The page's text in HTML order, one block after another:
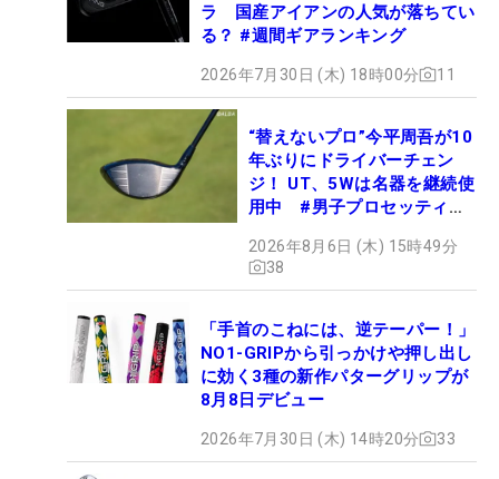
ラ 国産アイアンの人気が落ちてい
る？ #週間ギアランキング
2026年7月30日 (木) 18時00分 11
“替えないプロ”今平周吾が10
年ぶりにドライバーチェン
ジ！ UT、5Wは名器を継続使
用中 #男子プロセッティン
2026年8月6日 (木) 15時49分
38
「手首のこねには、逆テーパー！」
NO1-GRIPから引っかけや押し出し
に効く3種の新作パターグリップが
8月8日デビュー
2026年7月30日 (木) 14時20分 33